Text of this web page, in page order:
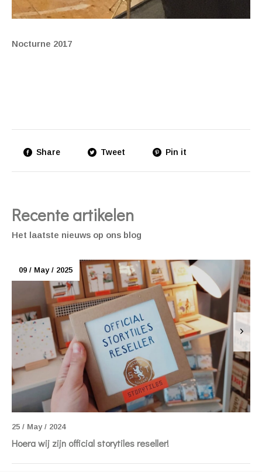
Nocturne 2017
Share Tweet Pin it
Recente artikelen
Het laatste nieuws op ons blog
09 / May / 2025
25 / May / 2024
Hoera wij zijn official storytiles reseller!